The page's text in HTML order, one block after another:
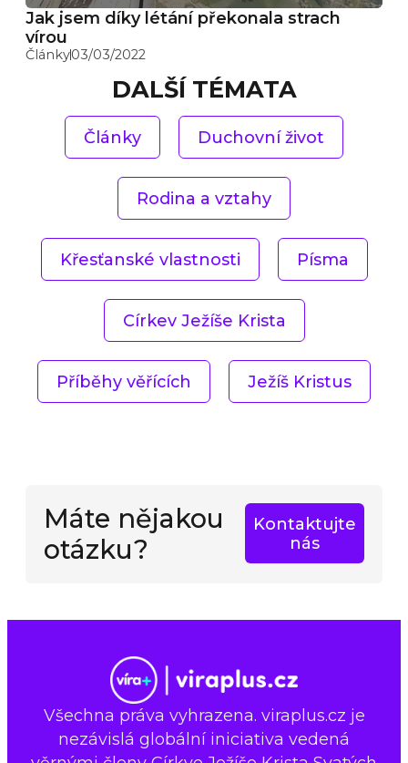
Jak jsem díky létání překonala strach
vírou
Články03/03/2022
DALŠÍ TÉMATA
Články Duchovní život
Rodina a vztahy
Křesťanské vlastnosti Písma
Církev Ježíše Krista
Příběhy věřících Ježíš Kristus
Máte nějakou
otázku?
Kontaktujte
nás
Všechna práva vyhrazena. viraplus.cz je
nezávislá globální iniciativa vedená